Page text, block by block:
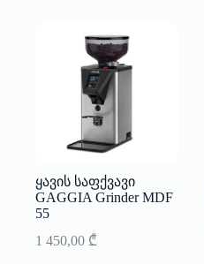
ყავის საფქვავი
GAGGIA Grinder MDF
55
1 450,00 ₾